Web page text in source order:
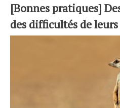
[Bonnes pratiques]
des difficultés de